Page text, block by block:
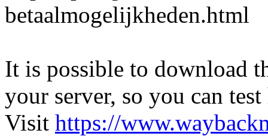
betaalmogelijkheden.html
It is possible to download
your server, so you can
Visit https://